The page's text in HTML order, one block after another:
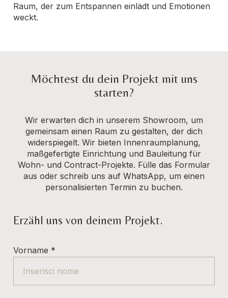
Raum, der zum Entspannen einlädt und Emotionen
weckt.
Möchtest du dein Projekt mit uns
starten?
Wir erwarten dich in unserem Showroom, um
gemeinsam einen Raum zu gestalten, der dich
widerspiegelt. Wir bieten Innenraumplanung,
maßgefertigte Einrichtung und Bauleitung für
Wohn- und Contract-Projekte. Fülle das Formular
aus oder schreib uns auf WhatsApp, um einen
personalisierten Termin zu buchen.
Erzähl uns von deinem Projekt.
Vorname *